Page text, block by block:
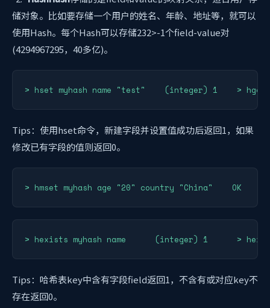
储对象。比如要存储一个用户的姓名、年龄、地址等，就可以
使用Hash。每个Hash可以存储232>-1个field-value对
(4294967295，40多亿)。
> hset myhash name "test"    (integer) 1    > hget
Tips：使用hset命令，新建字段并设置值成功后返回1，如果
修改已有字段的值则返回0。
> hmset myhash age "20" country "China"    OK
> hexists myhash name      (integer) 1      >
Tips：哈希表key中含有字段field返回1，不含有或对应key不
存在返回0。